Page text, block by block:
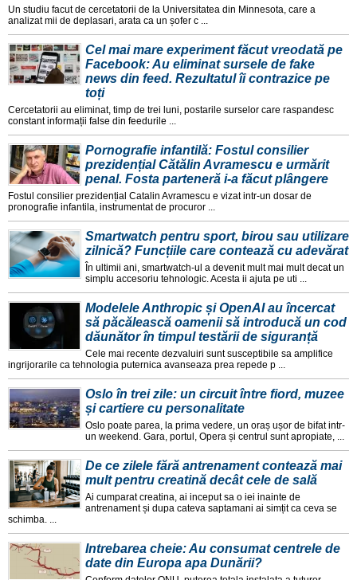
Un studiu facut de cercetatorii de la Universitatea din Minnesota, care a
analizat mii de deplasari, arata ca un șofer c ...
Cel mai mare experiment făcut vreodată pe
Facebook: Au eliminat sursele de fake
news din feed. Rezultatul îi contrazice pe
toți
Cercetatorii au eliminat, timp de trei luni, postarile surselor care raspandesc
constant informații false din feedurile ...
Pornografie infantilă: Fostul consilier
prezidențial Cătălin Avramescu e urmărit
penal. Fosta parteneră i-a făcut plângere
Fostul consilier prezidențial Catalin Avramescu e vizat intr-un dosar de
pronografie infantila, instrumentat de procuror ...
Smartwatch pentru sport, birou sau utilizare
zilnică? Funcțiile care contează cu adevărat
În ultimii ani, smartwatch-ul a devenit mult mai mult decat un
simplu accesoriu tehnologic. Acesta ii ajuta pe uti ...
Modelele Anthropic și OpenAI au încercat
să păcălească oamenii să introducă un cod
dăunător în timpul testării de siguranță
Cele mai recente dezvaluiri sunt susceptibile sa amplifice
ingrijorarile ca tehnologia puternica avanseaza prea repede p ...
Oslo în trei zile: un circuit între fiord, muzee
și cartiere cu personalitate
Oslo poate parea, la prima vedere, un oraș ușor de bifat intr-
un weekend. Gara, portul, Opera și centrul sunt apropiate, ...
De ce zilele fără antrenament contează mai
mult pentru creatină decât cele de sală
Ai cumparat creatina, ai inceput sa o iei inainte de
antrenament și dupa cateva saptamani ai simțit ca ceva se
schimba. ...
Intrebarea cheie: Au consumat centrele de
date din Europa apa Dunării?